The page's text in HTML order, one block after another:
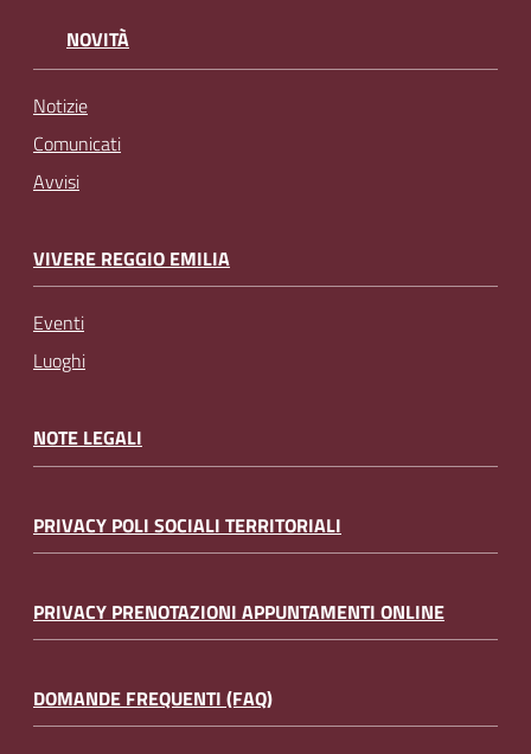
NOVITÀ
Notizie
Comunicati
Avvisi
VIVERE REGGIO EMILIA
Eventi
Luoghi
NOTE LEGALI
PRIVACY POLI SOCIALI TERRITORIALI
PRIVACY PRENOTAZIONI APPUNTAMENTI ONLINE
DOMANDE FREQUENTI (FAQ)